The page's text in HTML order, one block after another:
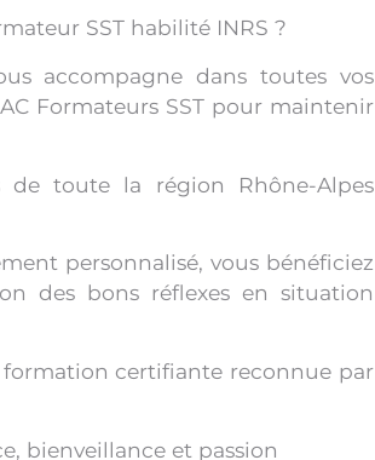
SST habilité INRS ?
accompagne dans toutes vos
Formateurs SST pour maintenir
de toute la région Rhône-Alpes
personnalisé, vous bénéficiez
des bons réflexes en situation
formation certifiante reconnue par
bienveillance et passion